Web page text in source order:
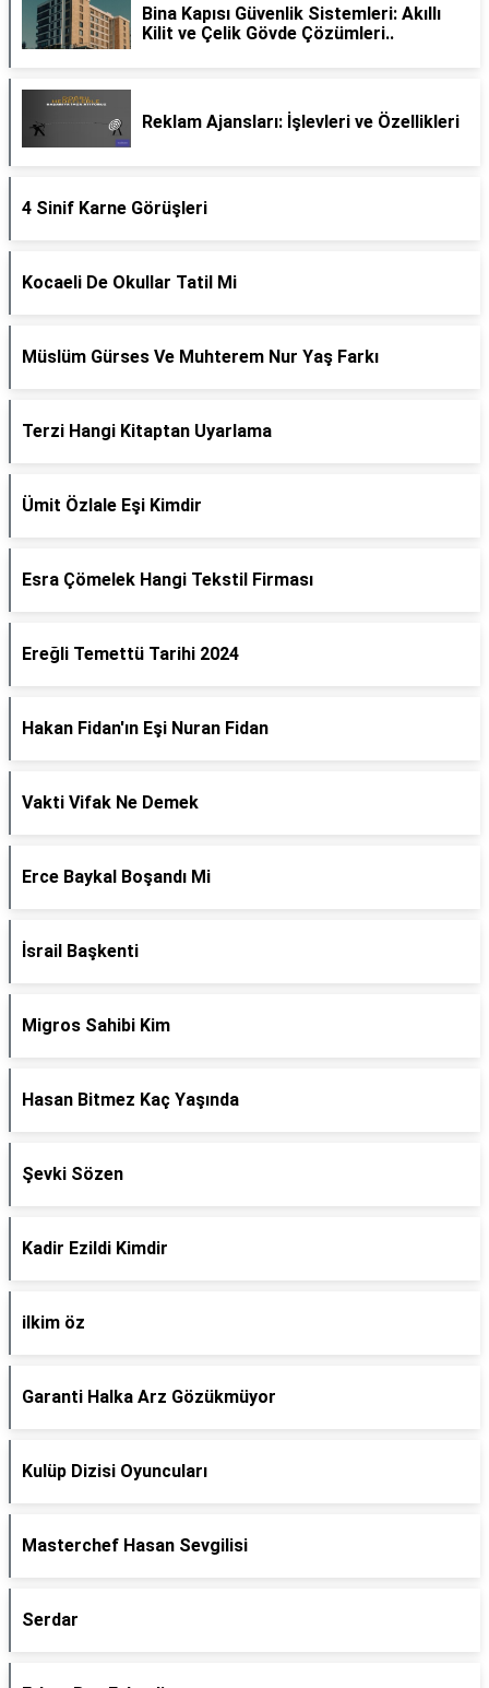
Bina Kapısı Güvenlik Sistemleri: Akıllı
Kilit ve Çelik Gövde Çözümleri..
Reklam Ajansları: İşlevleri ve Özellikleri
4 Sinif Karne Görüşleri
Kocaeli De Okullar Tatil Mi
Müslüm Gürses Ve Muhterem Nur Yaş Farkı
Terzi Hangi Kitaptan Uyarlama
Ümit Özlale Eşi Kimdir
Esra Çömelek Hangi Tekstil Firması
Ereğli Temettü Tarihi 2024
Hakan Fidan'ın Eşi Nuran Fidan
Vakti Vifak Ne Demek
Erce Baykal Boşandı Mi
İsrail Başkenti
Migros Sahibi Kim
Hasan Bitmez Kaç Yaşında
Şevki Sözen
Kadir Ezildi Kimdir
ilkim öz
Garanti Halka Arz Gözükmüyor
Kulüp Dizisi Oyuncuları
Masterchef Hasan Sevgilisi
Serdar